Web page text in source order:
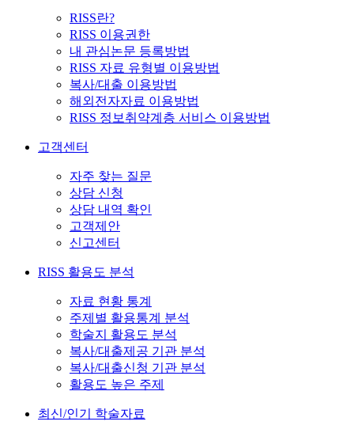
RISS란?
RISS 이용권한
내 관심논문 등록방법
RISS 자료 유형별 이용방법
복사/대출 이용방법
해외전자자료 이용방법
RISS 정보취약계층 서비스 이용방법
고객센터
자주 찾는 질문
상담 신청
상담 내역 확인
고객제안
신고센터
RISS 활용도 분석
자료 현황 통계
주제별 활용통계 분석
학술지 활용도 분석
복사/대출제공 기관 분석
복사/대출신청 기관 분석
활용도 높은 주제
최신/인기 학술자료